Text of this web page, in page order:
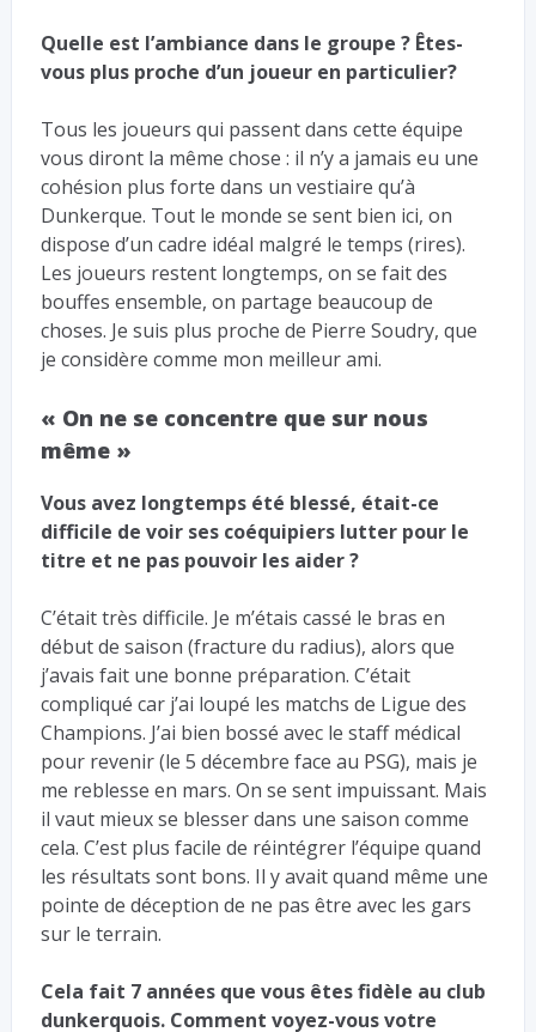
Quelle est l’ambiance dans le groupe ? Êtes-
vous plus proche d’un joueur en particulier?
Tous les joueurs qui passent dans cette équipe
vous diront la même chose : il n’y a jamais eu une
cohésion plus forte dans un vestiaire qu’à
Dunkerque. Tout le monde se sent bien ici, on
dispose d’un cadre idéal malgré le temps (rires).
Les joueurs restent longtemps, on se fait des
bouffes ensemble, on partage beaucoup de
choses. Je suis plus proche de Pierre Soudry, que
je considère comme mon meilleur ami.
« On ne se concentre que sur nous
même »
Vous avez longtemps été blessé, était-ce
difficile de voir ses coéquipiers lutter pour le
titre et ne pas pouvoir les aider ?
C’était très difficile. Je m’étais cassé le bras en
début de saison (fracture du radius), alors que
j’avais fait une bonne préparation. C’était
compliqué car j’ai loupé les matchs de Ligue des
Champions. J’ai bien bossé avec le staff médical
pour revenir (le 5 décembre face au PSG), mais je
me reblesse en mars. On se sent impuissant. Mais
il vaut mieux se blesser dans une saison comme
cela. C’est plus facile de réintégrer l’équipe quand
les résultats sont bons. Il y avait quand même une
pointe de déception de ne pas être avec les gars
sur le terrain.
Cela fait 7 années que vous êtes fidèle au club
dunkerquois. Comment voyez-vous votre